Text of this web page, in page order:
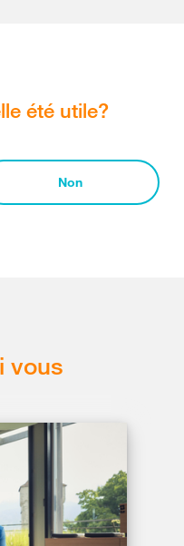
été utile?
Non
vous